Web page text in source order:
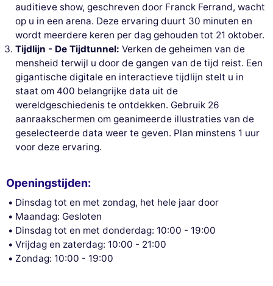
Deze website gebruikt
auditieve show, geschreven door Franck Ferrand, wacht
op u in een arena. Deze ervaring duurt 30 minuten en
wordt meerdere keren per dag gehouden tot 21 oktober.
Tijdlijn - De Tijdtunnel: Verken de geheimen van de
mensheid terwijl u door de gangen van de tijd reist. Een
gigantische digitale en interactieve tijdlijn stelt u in
staat om 400 belangrijke data uit de
wereldgeschiedenis te ontdekken. Gebruik 26
aanraakschermen om geanimeerde illustraties van de
geselecteerde data weer te geven. Plan minstens 1 uur
voor deze ervaring.
Openingstijden:
Dinsdag tot en met zondag, het hele jaar door
Maandag: Gesloten
Dinsdag tot en met donderdag: 10:00 - 19:00
Vrijdag en zaterdag: 10:00 - 21:00
Zondag: 10:00 - 19:00